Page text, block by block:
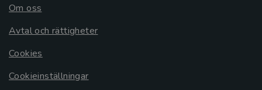
Om oss
Avtal och rättigheter
Cookies
Cookieinställningar